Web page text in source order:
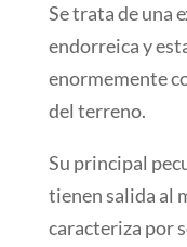
Se trata de una
endorreica y
enormemente
del terreno.
Su principal
tienen salida al
caracteriza por